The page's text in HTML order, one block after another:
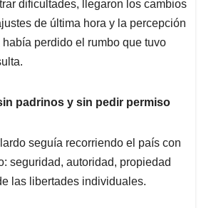
dificultades, llegaron los cambios
de última hora y la percepción
perdido el rumbo que tuvo
padrinos y sin pedir permiso
seguía recorriendo el país con
seguridad, autoridad, propiedad
las libertades individuales.